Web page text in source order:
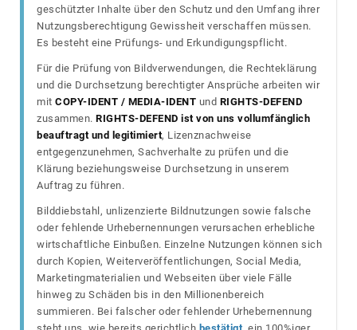
geschützter Inhalte über den Schutz und den Umfang ihrer
Nutzungsberechtigung Gewissheit verschaffen müssen.
Es besteht eine Prüfungs- und Erkundigungspflicht.
Für die Prüfung von Bildverwendungen, die Rechteklärung
und die Durchsetzung berechtigter Ansprüche arbeiten wir
mit COPY-IDENT / MEDIA-IDENT und RIGHTS-DEFEND
zusammen. RIGHTS-DEFEND ist von uns vollumfänglich
beauftragt und legitimiert, Lizenznachweise
entgegenzunehmen, Sachverhalte zu prüfen und die
Klärung beziehungsweise Durchsetzung in unserem
Auftrag zu führen.
Bilddiebstahl, unlizenzierte Bildnutzungen sowie falsche
oder fehlende Urhebernennungen verursachen erhebliche
wirtschaftliche Einbußen. Einzelne Nutzungen können sich
durch Kopien, Weiterveröffentlichungen, Social Media,
Marketingmaterialien und Webseiten über viele Fälle
hinweg zu Schäden bis in den Millionenbereich
summieren. Bei falscher oder fehlender Urhebernennung